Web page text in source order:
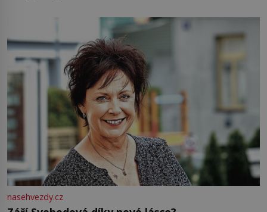
Jsme spolu moc rádi Tehdy byla jiná doba, když
nasehvezdy.cz